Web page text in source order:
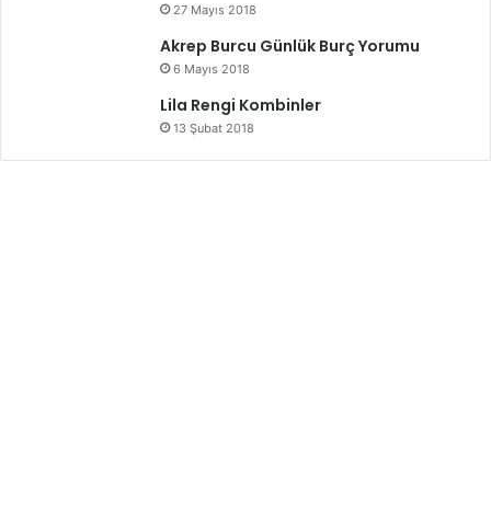
27 Mayıs 2018
Akrep Burcu Günlük Burç Yorumu
6 Mayıs 2018
Lila Rengi Kombinler
13 Şubat 2018